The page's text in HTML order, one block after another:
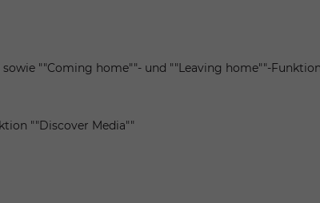
""Coming home""- und ""Leaving home""-Funktion
""Discover Media""